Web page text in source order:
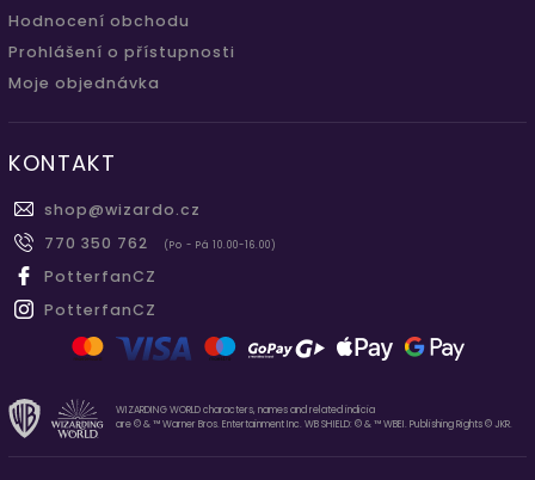
Hodnocení obchodu
Prohlášení o přístupnosti
Moje objednávka
KONTAKT
shop@wizardo.cz
770 350 762
(Po - Pá 10.00-16.00)
PotterfanCZ
PotterfanCZ
WIZARDING WORLD characters, names and related indicia
are © & ™ Warner Bros. Entertainment Inc. WB SHIELD: © & ™ WBEI. Publishing Rights © JKR.